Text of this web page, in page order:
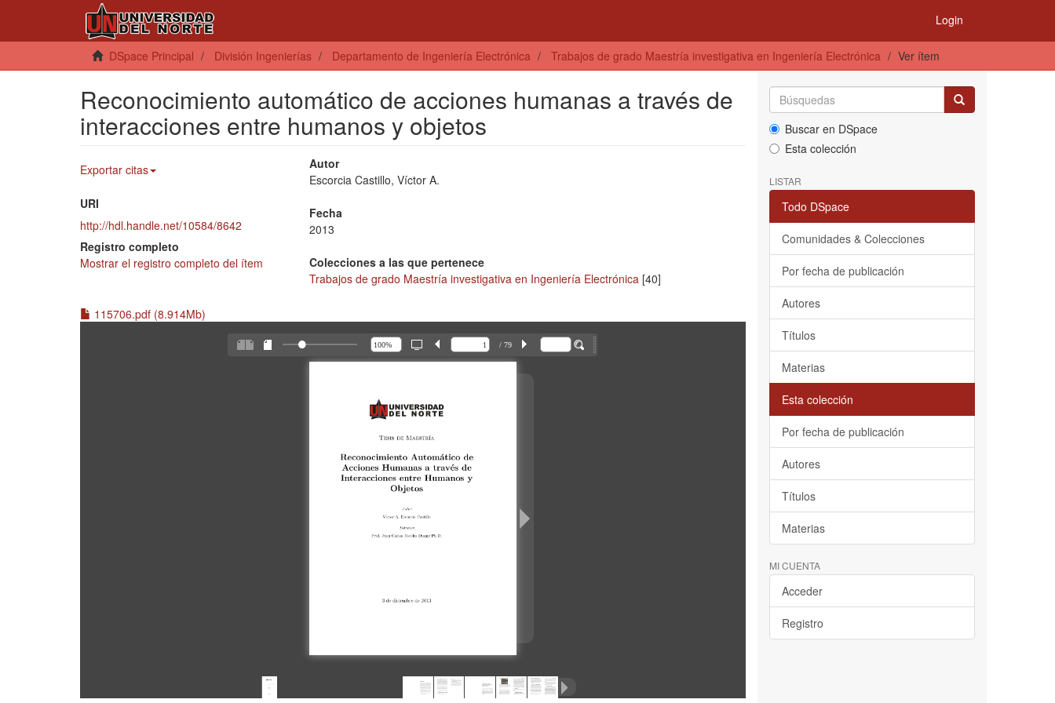
Login
DSpace Principal División Ingenierías Departamento de Ingeniería Electrónica Trabajos de grado Maestría investigativa en Ingeniería Electrónica Ver ítem
Reconocimiento automático de acciones humanas a través de
interacciones entre humanos y objetos
Exportar citas
URI
http://hdl.handle.net/10584/8642
Registro completo
Mostrar el registro completo del ítem
Autor
Escorcia Castillo, Víctor A.
Fecha
2013
Colecciones a las que pertenece
Trabajos de grado Maestría investigativa en Ingeniería Electrónica [40]
115706.pdf (8.914Mb)
/ 79
Buscar en DSpace
Esta colección
LISTAR
Todo DSpace
Comunidades & Colecciones
Por fecha de publicación
Autores
Títulos
Materias
Esta colección
Por fecha de publicación
Autores
Títulos
Materias
MI CUENTA
Acceder
Registro